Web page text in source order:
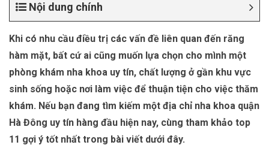
Nội dung chính
Khi có nhu cầu điều trị các vấn đề liên quan đến răng
hàm mặt, bất cứ ai cũng muốn lựa chọn cho mình một
phòng khám nha khoa uy tín, chất lượng ở gần khu vực
sinh sống hoặc nơi làm việc để thuận tiện cho việc thăm
khám. Nếu bạn đang tìm kiếm một địa chỉ nha khoa quận
Hà Đông uy tín hàng đầu hiện nay, cùng tham khảo top
11 gợi ý tốt nhất trong bài viết dưới đây.